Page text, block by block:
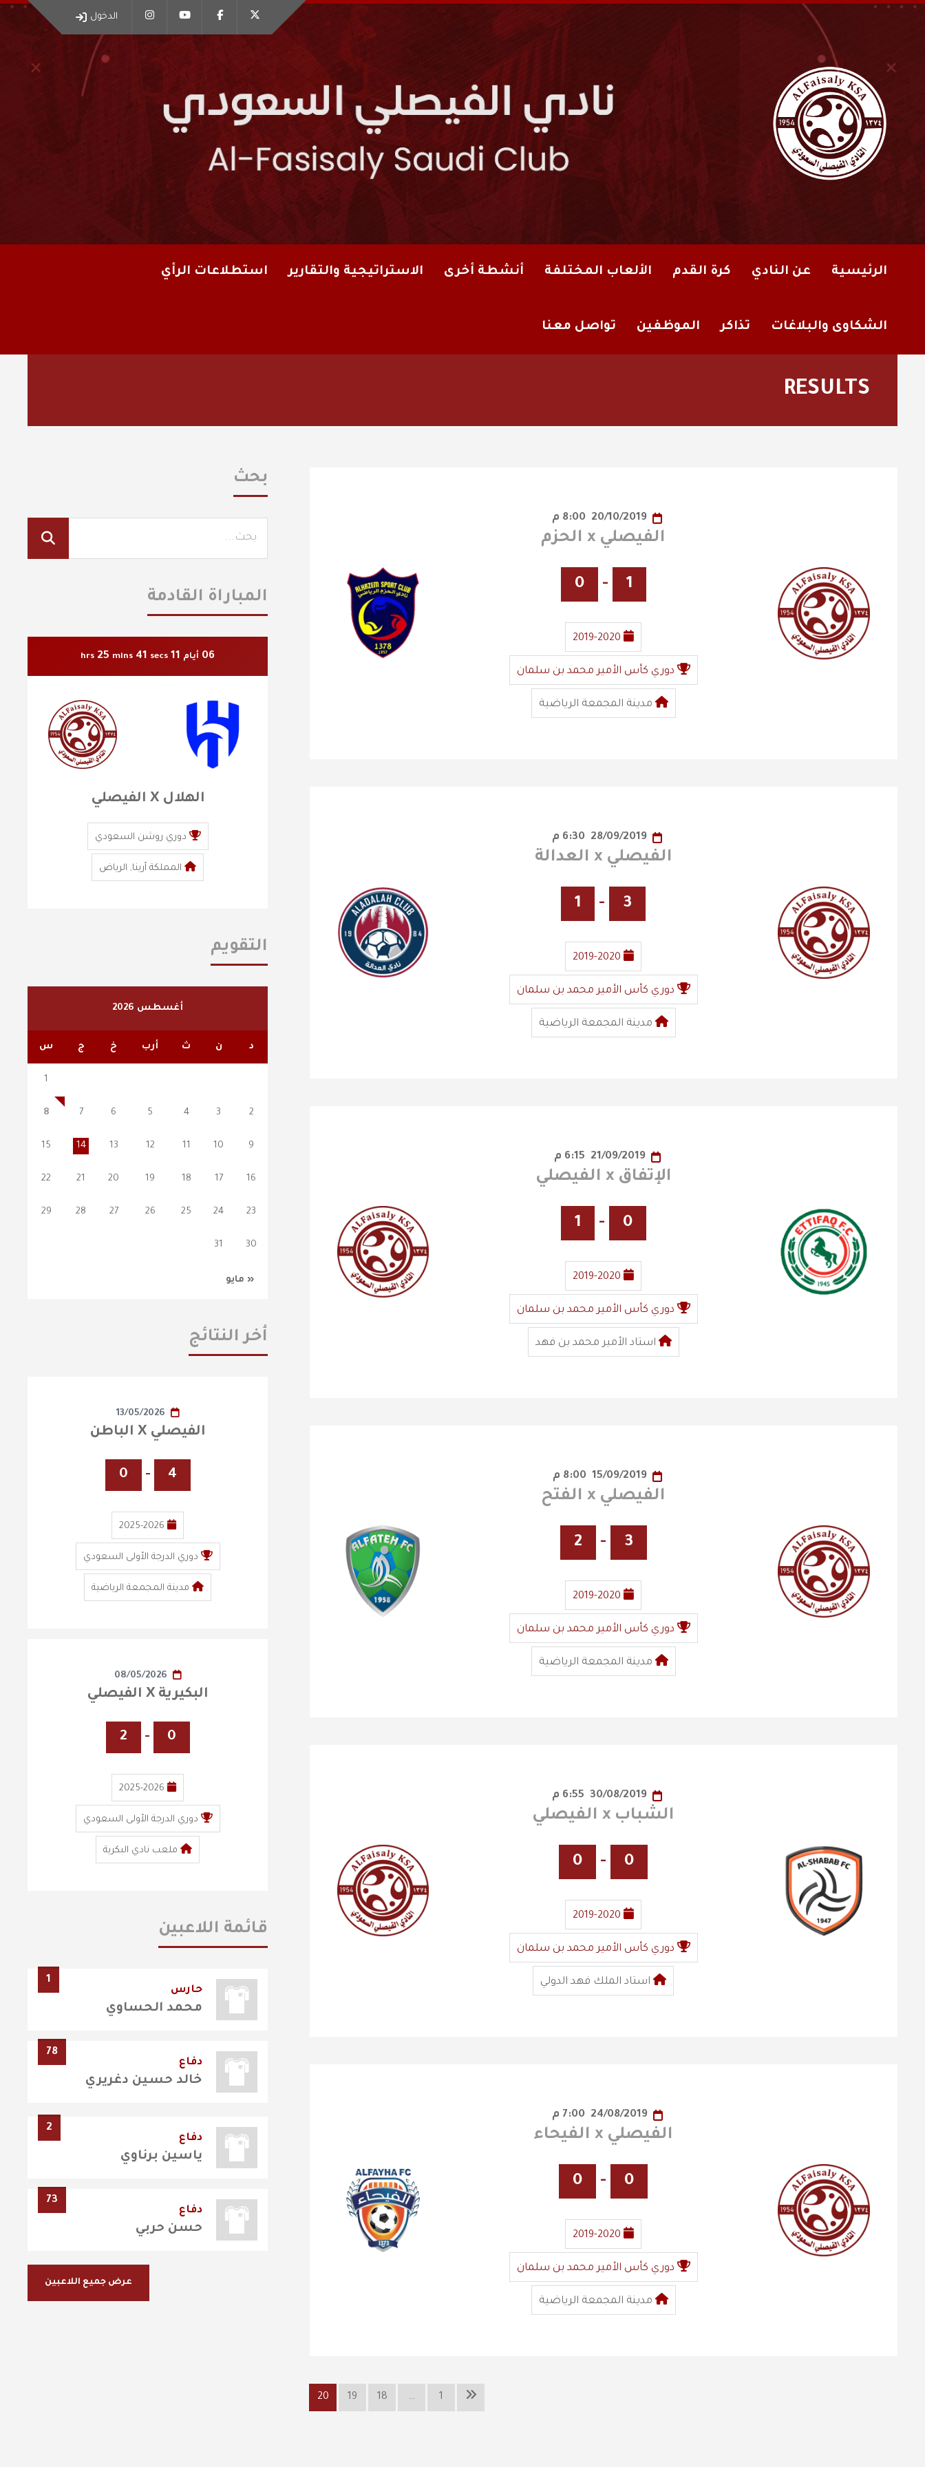
الدخول
الرئيسية عن النادي كرة القدم الألعاب المختلفة أنشطة أخرى الاستراتيجية والتقارير استطلاعات الرأي
الشكاوى والبلاغات تذاكر الموظفين تواصل معنا
RESULTS
الفيصلي x الحزم
1
-
0
2019-2020
دوري كأس الأمير محمد بن سلمان
مدينة المجمعة الرياضية
الفيصلي x العدالة
3
-
1
2019-2020
دوري كأس الأمير محمد بن سلمان
مدينة المجمعة الرياضية
21/09/2019
الإتفاق x الفيصلي
0
-
1
2019-2020
دوري كأس الأمير محمد بن سلمان
استاد الأمير محمد بن فهد
15/09/2019 8:00 م
الفيصلي x الفتح
3
-
2
2019-2020
دوري كأس الأمير محمد بن سلمان
مدينة المجمعة الرياضية
الشباب x الفيصلي
0
-
0
2019-2020
دوري كأس الأمير محمد بن سلمان
استاد الملك فهد الدولي
24/08/2019 7:00 م
الفيصلي x الفيحاء
0
-
0
2019-2020
دوري كأس الأمير محمد بن سلمان
مدينة المجمعة الرياضية
1
…
18
19
20
بحث
المباراة القادمة
06 أيام 11
hrs 25 mins 39 secs
الهلال X الفيصلي
دوري روشن السعودي
المملكة أرينا, الرياض
التقويم
أغسطس 2026
د ن ث أرب خ ج س
« مايو
1
2
3
4
5
6
7
8
9
10
11
12
13
14
15
16
17
18
19
20
21
22
23
24
25
26
27
28
29
30
31
أخر النتائج
13/05/2026
الفيصلي X الباطن
4
-
0
2025-2026
دوري الدرجة الأولى السعودي
مدينة المجمعة الرياضية
08/05/2026
البكيرية X الفيصلي
0
-
2
2025-2026
دوري الدرجة الأولى السعودي
ملعب نادي البكرية
قائمة اللاعبين
1
حارس
محمد الحساوي
78
دفاع
خالد حسين دغريري
2
دفاع
ياسين برناوي
73
دفاع
حسن حربي
عرض جميع اللاعبين